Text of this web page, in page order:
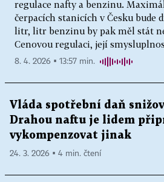
regulace nafty a benzinu.
čerpacích stanicích v Česku bude
litr, litr benzinu by pak měl stát
Cenovou regulaci, její
8. 4. 2026 ▪ 13:57 min.
Vláda spotřební daň
Drahou naftu je lidem
vykompenzovat jinak
24. 3. 2026 ▪ 4 min. čtení